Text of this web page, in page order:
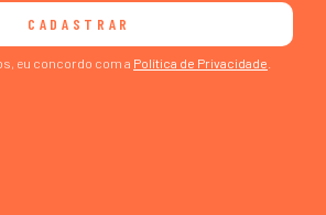
CADASTRAR
eu concordo com a Política de Privacidade